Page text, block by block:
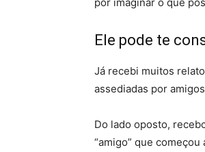
Ele pode te
Já recebi muitos
assediadas por
Do lado oposto,
“amigo” que